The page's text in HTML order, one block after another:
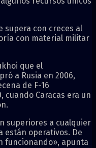
supera con creces al
con material militar
que el
a Rusia en 2006,
de F-16
cuando Caracas era un
superiores a cualquier
están operativos. De
funcionando», apunta